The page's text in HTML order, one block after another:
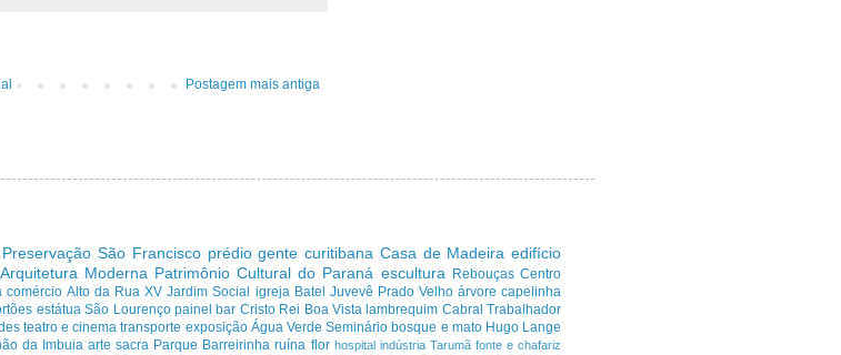
Postagem mais antiga
São Francisco prédio gente curitibana Casa de Madeira edifício
Arquitetura Moderna Patrimônio Cultural do Paraná escultura Rebouças Centro
comércio Alto da Rua XV Jardim Social igreja Batel Juvevê Prado Velho árvore capelinha
estátua São Lourenço painel bar Cristo Rei Boa Vista lambrequim Cabral Trabalhador
teatro e cinema transporte exposição Água Verde Seminário bosque e mato Hugo Lange
da Imbuia arte sacra Parque Barreirinha ruína flor hospital indústria Tarumã fonte e chafariz